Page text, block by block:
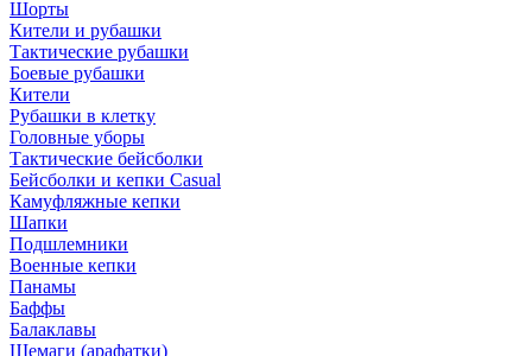
Шорты
Кители и рубашки
Тактические рубашки
Боевые рубашки
Кители
Рубашки в клетку
Головные уборы
Тактические бейсболки
Бейсболки и кепки Casual
Камуфляжные кепки
Шапки
Подшлемники
Военные кепки
Панамы
Баффы
Балаклавы
Шемаги (арафатки)